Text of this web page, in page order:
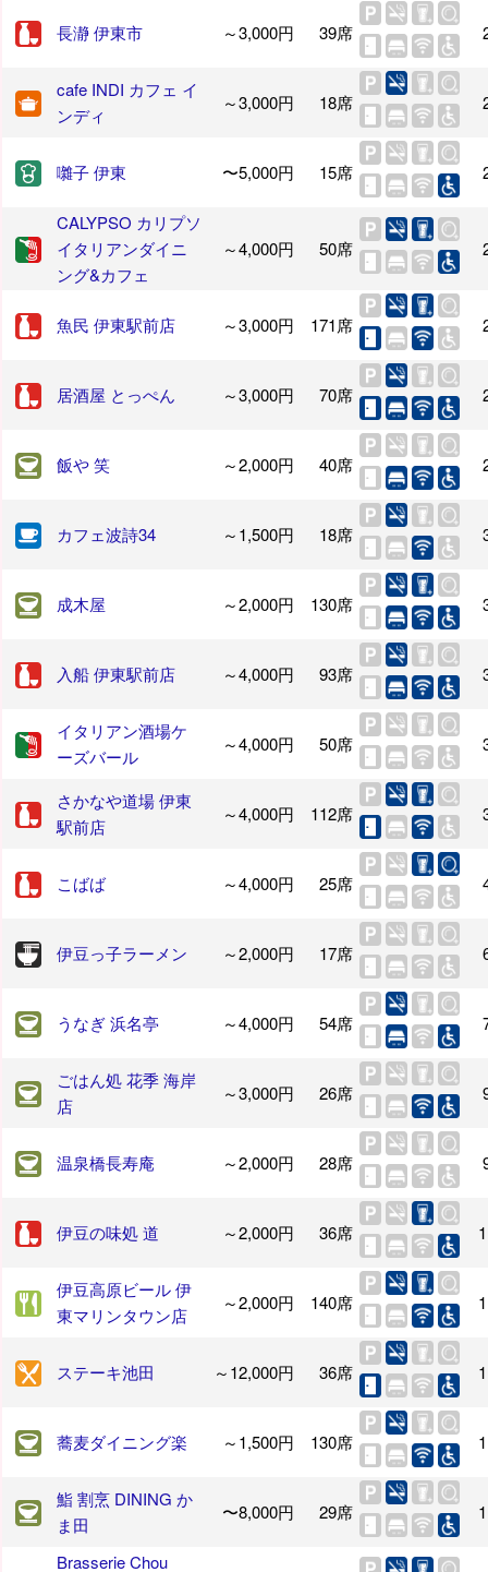
長瀞 伊東市 ～3,000円 39席
cafe INDI カフェ イ
ンディ
～3,000円 18席
囃子 伊東 〜5,000円 15席
CALYPSO カリプソ
イタリアンダイニ
ング&カフェ
～4,000円 50席
魚民 伊東駅前店 ～3,000円 171席
居酒屋 とっぺん ～3,000円 70席
飯や 笑 ～2,000円 40席
カフェ波詩34 ～1,500円 18席
成木屋 ～2,000円 130席
入船 伊東駅前店 ～4,000円 93席
イタリアン酒場ケ
ーズバール
～4,000円 50席
さかなや道場 伊東
駅前店
～4,000円 112席
こばば ～4,000円 25席
伊豆っ子ラーメン ～2,000円 17席
うなぎ 浜名亭 ～4,000円 54席
ごはん処 花季 海岸
店
～3,000円 26席
温泉橋長寿庵 ～2,000円 28席
伊豆の味処 道 ～2,000円 36席
伊豆高原ビール 伊
東マリンタウン店
～2,000円 140席
ステーキ池田 ～12,000円 36席
蕎麦ダイニング楽 ～1,500円 130席
鮨 割烹 DINING か
ま田
〜8,000円 29席
Brasserie Chou